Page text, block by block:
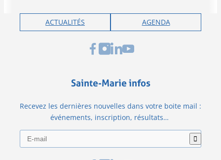
ACTUALITÉS AGENDA
Sainte-Marie infos
Recevez les dernières nouvelles dans votre boite mail :
événements, inscription, résultats…
